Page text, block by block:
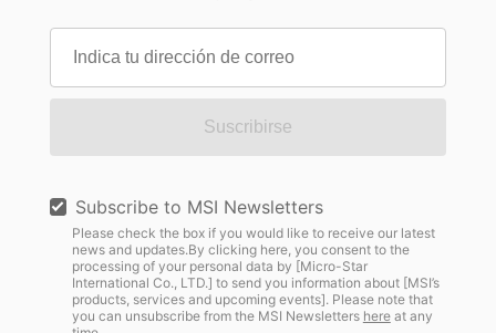
Suscribirse
Subscribe to MSI Newsletters
Please check the box if you would like to receive our latest
news and updates.By clicking here, you consent to the
processing of your personal data by [Micro-Star
International Co., LTD.] to send you information about [MSI’s
products, services and upcoming events]. Please note that
you can unsubscribe from the MSI Newsletters hereat any